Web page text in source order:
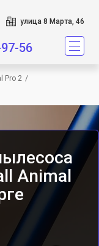
улица 8 Марта, 46
56
Pro 2 /
Animal